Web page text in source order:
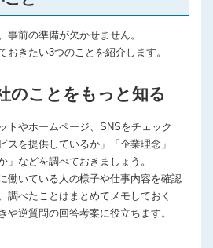
事前の準備が欠かせません。
おきたい3つのことを紹介します。
のことをもっと知る
トやホームページ、SNSをチェック
スを提供しているか」「企業理念」
」などを調べておきましょう。
働いている人の様子や仕事内容を確認
調べたことはまとめてメモしておく
や逆質問の回答考案に役立ちます。